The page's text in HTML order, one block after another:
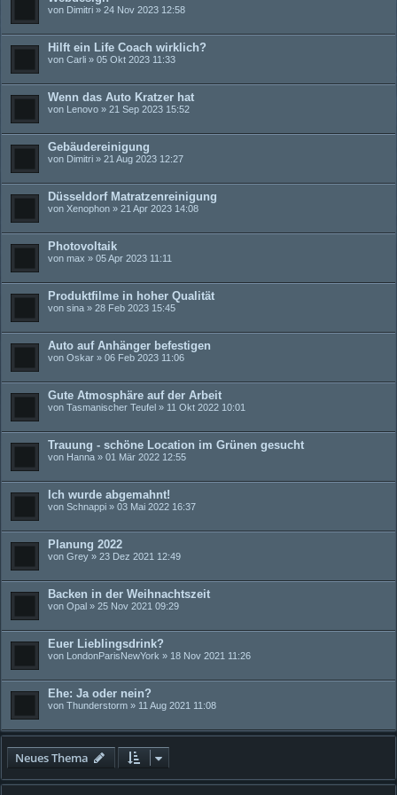
von Dimitri » 24 Nov 2023 12:58
Hilft ein Life Coach wirklich?
von Carli » 05 Okt 2023 11:33
Wenn das Auto Kratzer hat
von Lenovo » 21 Sep 2023 15:52
Gebäudereinigung
von Dimitri » 21 Aug 2023 12:27
Düsseldorf Matratzenreinigung
von Xenophon » 21 Apr 2023 14:08
Photovoltaik
von max » 05 Apr 2023 11:11
Produktfilme in hoher Qualität
von sina » 28 Feb 2023 15:45
Auto auf Anhänger befestigen
von Oskar » 06 Feb 2023 11:06
Gute Atmosphäre auf der Arbeit
von Tasmanischer Teufel » 11 Okt 2022 10:01
Trauung - schöne Location im Grünen gesucht
von Hanna » 01 Mär 2022 12:55
Ich wurde abgemahnt!
von Schnappi » 03 Mai 2022 16:37
Planung 2022
von Grey » 23 Dez 2021 12:49
Backen in der Weihnachtszeit
von Opal » 25 Nov 2021 09:29
Euer Lieblingsdrink?
von LondonParisNewYork » 18 Nov 2021 11:26
Ehe: Ja oder nein?
von Thunderstorm » 11 Aug 2021 11:08
Neues Thema